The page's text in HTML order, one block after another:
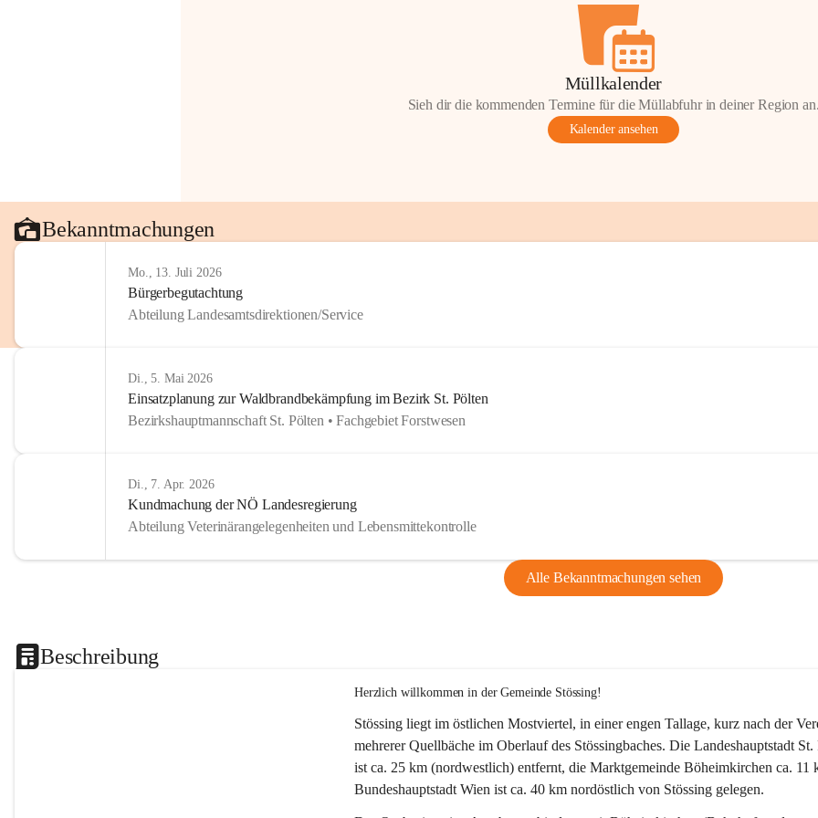
Müllkalender
Sieh dir die kommenden Termine für die Müllabfuhr in deiner Region
Kalender ansehen
Bekanntmachungen
Mo., 13. Juli 2026
Bürgerbegutachtung
Abteilung Landesamtsdirektionen/Service
Di., 5. Mai 2026
Einsatzplanung zur Waldbrandbekämpfung im Bezirk St. Pölten
Bezirkshauptmannschaft St. Pölten • Fachgebiet Forstwesen
Di., 7. Apr. 2026
Kundmachung der NÖ Landesregierung
Abteilung Veterinärangelegenheiten und Lebensmittekontrolle
Alle Bekanntmachungen sehen
Beschreibung
Herzlich willkommen in der Gemeinde Stössing!
Stössing liegt im östlichen Mostviertel, in einer engen Tallage, kurz nach der
mehrerer Quellbäche im Oberlauf des Stössingbaches. Die Landeshauptstadt
ist ca. 25 km (nordwestlich) entfernt, die Marktgemeinde Böheimkirchen ca.
Bundeshauptstadt Wien ist ca. 40 km nordöstlich von Stössing gelegen.